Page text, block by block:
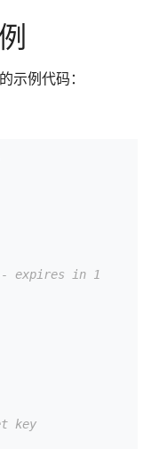
示例代码：
expires in 1
key